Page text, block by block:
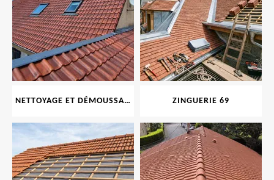
NETTOYAGE ET DÉMOUSSAGE DE TOITURE ET FAÇADE 69 ZINGUERIE 69